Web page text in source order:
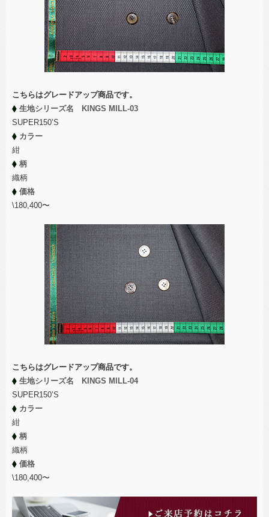
こちらはグレードアップ商品です。
生地シリーズ名 KINGS MILL-03
SUPER150’S
カラー
紺
柄
織柄
価格
\180,400〜
こちらはグレードアップ商品です。
生地シリーズ名 KINGS MILL-04
SUPER150’S
カラー
紺
柄
織柄
価格
\180,400〜